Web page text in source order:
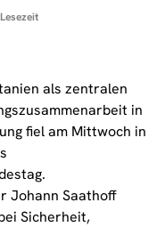
als zentralen
in
fiel am Mittwoch in
Johann Saathoff
Sicherheit,